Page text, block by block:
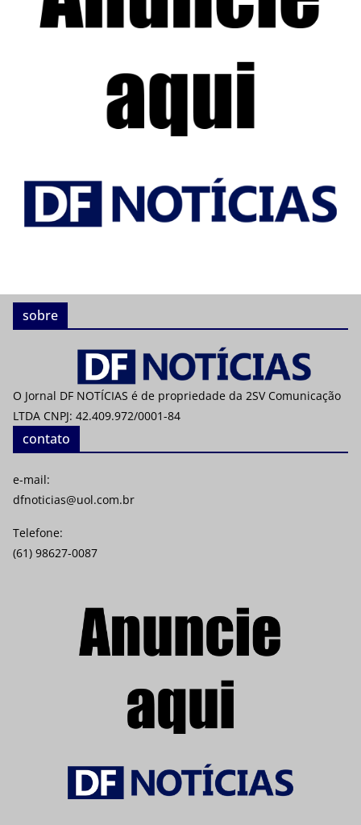
sobre
O Jornal DF NOTÍCIAS é de propriedade da 2SV Comunicação
LTDA CNPJ: 42.409.972/0001-84
contato
e-mail:
dfnoticias@uol.com.br
Telefone:
(61) 98627-0087